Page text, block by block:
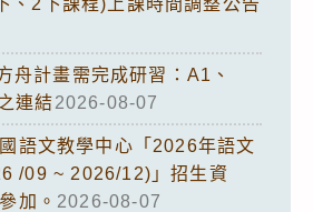
舟計畫需完成研習：A1、
連結2026-08-07
語文教學中心「2026年語文
/09 ~ 2026/12)」招生資
加。 2026-08-07